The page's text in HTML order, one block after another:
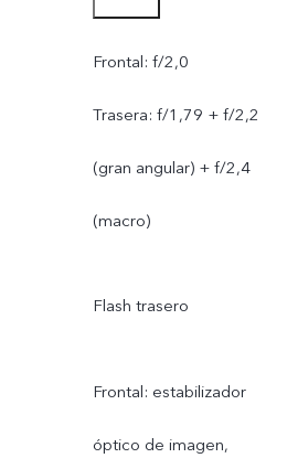
autoenfoque + 8 MP
angular) +2 MP (macro)
Frontal: f/2,0
Trasera: f/1,79 + f/2,2
(gran angular) + f/2,4
(macro)
Flash trasero
Frontal: estabilizador
óptico de imagen,